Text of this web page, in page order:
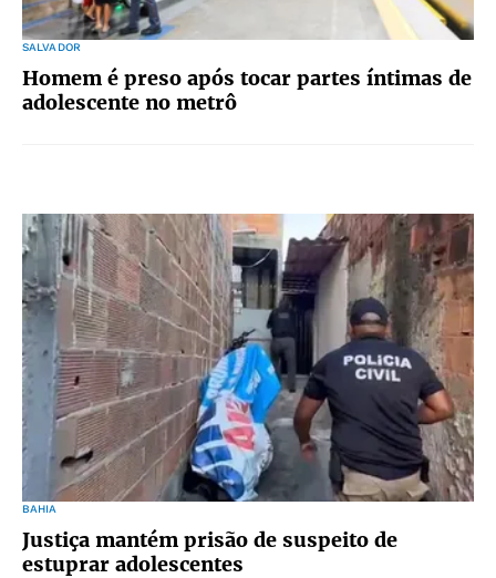
SALVADOR
Homem é preso após tocar partes íntimas de
adolescente no metrô
BAHIA
Justiça mantém prisão de suspeito de
estuprar adolescentes